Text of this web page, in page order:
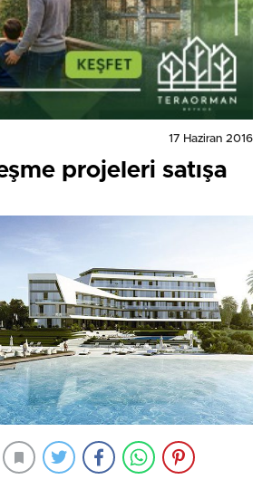
17 Haziran 2016
projeleri satışa